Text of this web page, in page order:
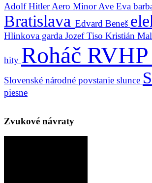
Adolf HitlerAero MinorAve Eva
Bratislava Edvard Beneš
Hlinkova garda Jozef Tiso Kristián
hity Roháč RVHP
Slovenské národné povstanie slunce
piesne
Zvukové návraty